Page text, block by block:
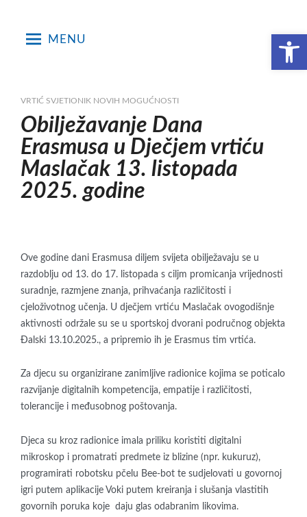
Open toolbar
MENU
VRTIĆ SVJETIONIK NOVIH MOGUĆNOSTI
Obilježavanje Dana
Erasmusa u Dječjem vrtiću
Maslačak 13. listopada
2025. godine
Ove godine dani Erasmusa diljem svijeta obilježavaju se u
razdoblju od 13. do 17. listopada s ciljm promicanja vrijednosti
suradnje, razmjene znanja, prihvaćanja različitosti i
cjeloživotnog učenja. U dječjem vrtiću Maslačak ovogodišnje
aktivnosti održale su se u sportskoj dvorani područnog objekta
Đalski 13.10.2025., a pripremio ih je Erasmus tim vrtića.
Za djecu su organizirane zanimljive radionice kojima se poticalo
razvijanje digitalnih kompetencija, empatije i različitosti,
tolerancije i međusobnog poštovanja.
Djeca su kroz radionice imala priliku koristiti digitalni
mikroskop i promatrati predmete iz blizine (npr. kukuruz),
programirati robotsku pčelu Bee-bot te sudjelovati u govornoj
igri putem aplikacije Voki putem kreiranja i slušanja vlastitih
govornih poruka koje daju glas odabranim likovima.